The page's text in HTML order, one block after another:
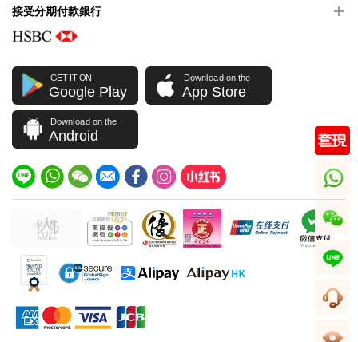
接受分期付款銀行
GET IT ON
Google Play
Download on the
App Store
Download on the
Android
whatsapp